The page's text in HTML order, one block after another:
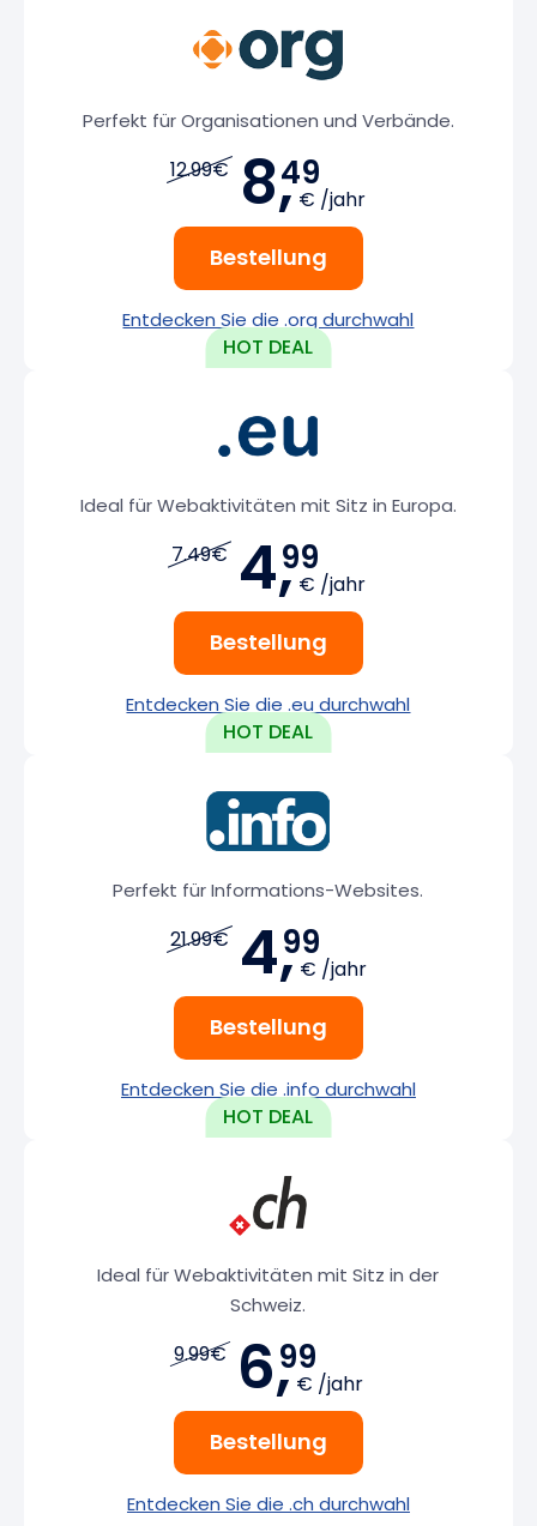
Perfekt für Organisationen und Verbände.
12.99€ 8,49
€ /jahr
Bestellung
Entdecken Sie die .org durchwahl
Ideal für Webaktivitäten mit Sitz in Europa.
7.49€ 4,99
€ /jahr
Bestellung
Entdecken Sie die .eu durchwahl
Perfekt für Informations-Websites.
21.99€ 4,99
€ /jahr
Bestellung
Entdecken Sie die .info durchwahl
Ideal für Webaktivitäten mit Sitz in der
Schweiz.
9.99€ 6,99
€ /jahr
Bestellung
Entdecken Sie die .ch durchwahl